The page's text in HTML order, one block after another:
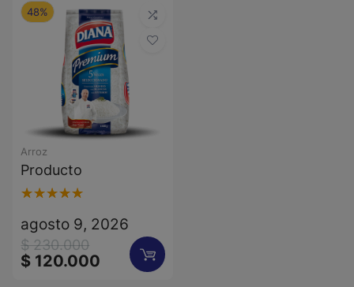
48%
Arroz
Producto
con
de 5 en
agosto 9, 2026
$230.000
El
precio
$ 120.000
El
precio